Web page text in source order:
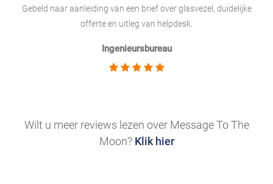
Gebeld naar aanleiding van een brief over glasvezel, duidelijke
offerte en uitleg van helpdesk.
Ingenieursbureau
Wilt u meer reviews lezen over Message To The
Moon? Klik hier